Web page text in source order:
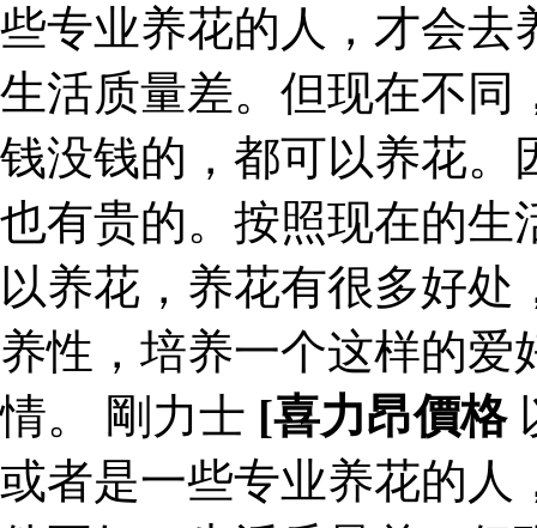
些专业养花的人，才会去
生活质量差。但现在不同
钱没钱的，都可以养花。
也有贵的。按照现在的生
以养花，养花有很多好
养性，培养一个这样的
情。 剛力士 [喜力昂價格
或者是一些专业养花的人